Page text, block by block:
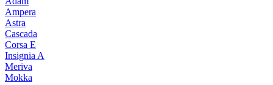
Ampera
Astra
Cascada
Corsa E
Insignia A
Meriva
Mokka